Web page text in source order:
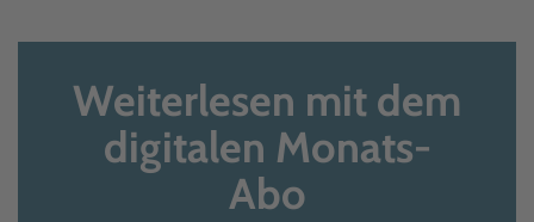
Weiterlesen mit dem
digitalen Monats-
Abo